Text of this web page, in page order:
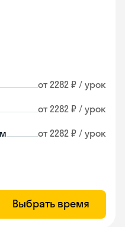
от 2282 ₽ / урок
от 2282 ₽ / урок
от 2282 ₽ / урок
Выбрать время